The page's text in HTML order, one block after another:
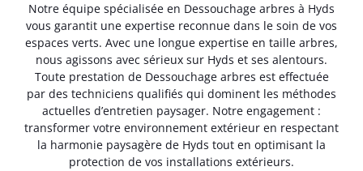
Notre équipe spécialisée en Dessouchage arbres à Hyds
vous garantit une expertise reconnue dans le soin de vos
espaces verts. Avec une longue expertise en taille arbres,
nous agissons avec sérieux sur Hyds et ses alentours.
Toute prestation de Dessouchage arbres est effectuée
par des techniciens qualifiés qui dominent les méthodes
actuelles d’entretien paysager. Notre engagement :
transformer votre environnement extérieur en respectant
la harmonie paysagère de Hyds tout en optimisant la
protection de vos installations extérieurs.